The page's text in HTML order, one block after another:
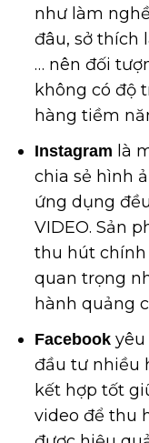
như làm
đâu, sở thích
… nên đối
không có độ
hàng tiềm
Instagram là
chia sẻ hình
ứng dụng
VIDEO. Sản
thu hút chính
quan trọng
hành quảng
Facebook yêu
đầu tư nhiều
kết hợp tốt
video để thu